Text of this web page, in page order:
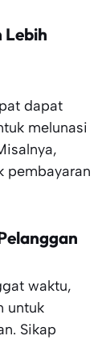
Lebih
dapat
melunasi
pembayaran
waktu,
untuk
Sikap